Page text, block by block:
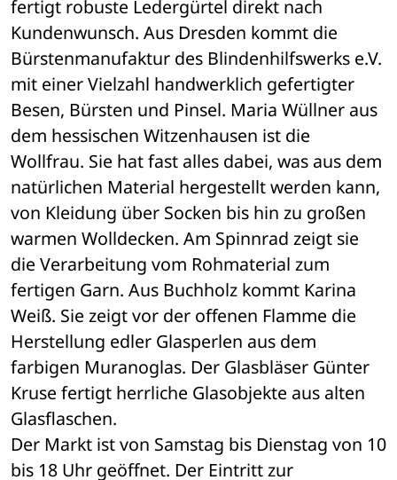
fertigt robuste Ledergürtel direkt nach
Kundenwunsch. Aus Dresden kommt die
Bürstenmanufaktur des Blindenhilfswerks e.V.
mit einer Vielzahl handwerklich gefertigter
Besen, Bürsten und Pinsel. Maria Wüllner aus
dem hessischen Witzenhausen ist die
Wollfrau. Sie hat fast alles dabei, was aus dem
natürlichen Material hergestellt werden kann,
von Kleidung über Socken bis hin zu großen
warmen Wolldecken. Am Spinnrad zeigt sie
die Verarbeitung vom Rohmaterial zum
fertigen Garn. Aus Buchholz kommt Karina
Weiß. Sie zeigt vor der offenen Flamme die
Herstellung edler Glasperlen aus dem
farbigen Muranoglas. Der Glasbläser Günter
Kruse fertigt herrliche Glasobjekte aus alten
Glasflaschen.
Der Markt ist von Samstag bis Dienstag von 10
bis 18 Uhr geöffnet. Der Eintritt zur